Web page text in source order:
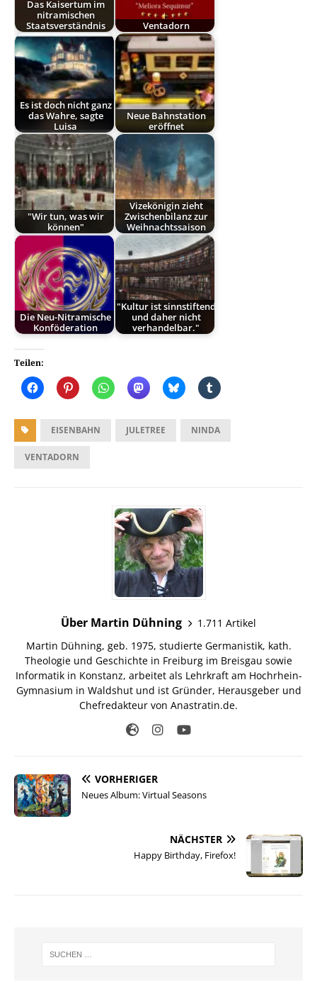
Das Kaisertum im
nitramischen
Staatsverständnis
Ventadorn
Es ist doch nicht ganz
das Wahre, sagte
Luisa
Neue Bahnstation
eröffnet
"Wir tun, was wir
können"
Vizekönigin zieht
Zwischenbilanz zur
Weihnachtssaison
Die Neu-Nitramische
Konföderation
"Kultur ist sinnstiftend
und daher nicht
verhandelbar."
Teilen:
EISENBAHN JULETREE NINDA
VENTADORN
Über Martin Dühning
1.711 Artikel
Martin Dühning, geb. 1975, studierte Germanistik, kath.
Theologie und Geschichte in Freiburg im Breisgau sowie
Informatik in Konstanz, arbeitet als Lehrkraft am Hochrhein-
Gymnasium in Waldshut und ist Gründer, Herausgeber und
Chefredakteur von Anastratin.de.
VORHERIGER
Neues Album: Virtual Seasons
NÄCHSTER
Happy Birthday, Firefox!